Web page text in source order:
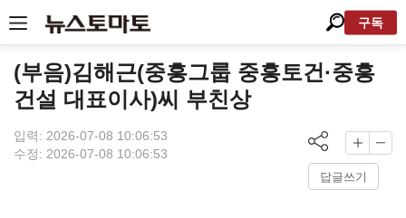
구독
(부음)김해근(중흥그룹 중흥토건·중흥
건설 대표이사)씨 부친상
입력: 2026-07-08 10:06:53
수정: 2026-07-08 10:06:53
답글쓰기